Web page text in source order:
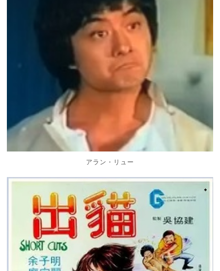
アラン・リュー